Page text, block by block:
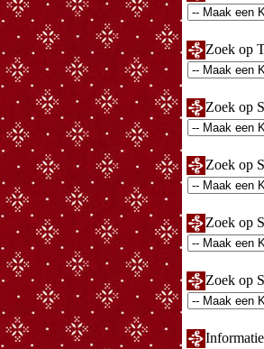
Zoek op
Zoek op
Zoek op
Zoek op
Zoek op
Informatie